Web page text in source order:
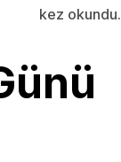
kez okundu.